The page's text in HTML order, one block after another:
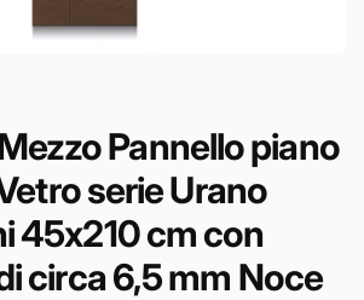
Pannello piano
serie Urano
45x210 cm con
circa 6,5 mm Noce